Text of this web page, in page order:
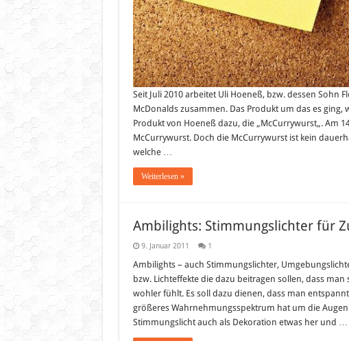
Seit Juli 2010 arbeitet Uli Hoeneß, bzw. dessen Sohn
McDonalds zusammen. Das Produkt um das es
Produkt von Hoeneß dazu, die „McCurrywurst„. Am
McCurrywurst. Doch die McCurrywurst ist kein
welche …
Weiterlesen »
Ambilights: Stimmungslichter für
9. Januar 2011 1
Ambilights – auch Stimmungslichter,
bzw. Lichteffekte die dazu beitragen sollen, dass
wohler fühlt. Es soll dazu dienen, dass man
größeres Wahrnehmungsspektrum hat um die
Stimmungslicht auch als Dekoration etwas her und …